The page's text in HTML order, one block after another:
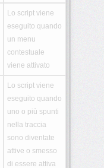
Lo script viene
eseguito quando
un menu
contestuale
viene attivato
Lo script viene
eseguito quando
uno o più spunti
nella traccia
sono diventate
attive o smesso
di essere attiva